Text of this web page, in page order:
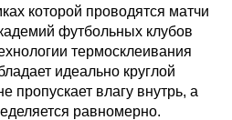
которой проводятся матчи
футбольных клубов
термосклеивания
идеально круглой
пропускает влагу внутрь, а
равномерно.